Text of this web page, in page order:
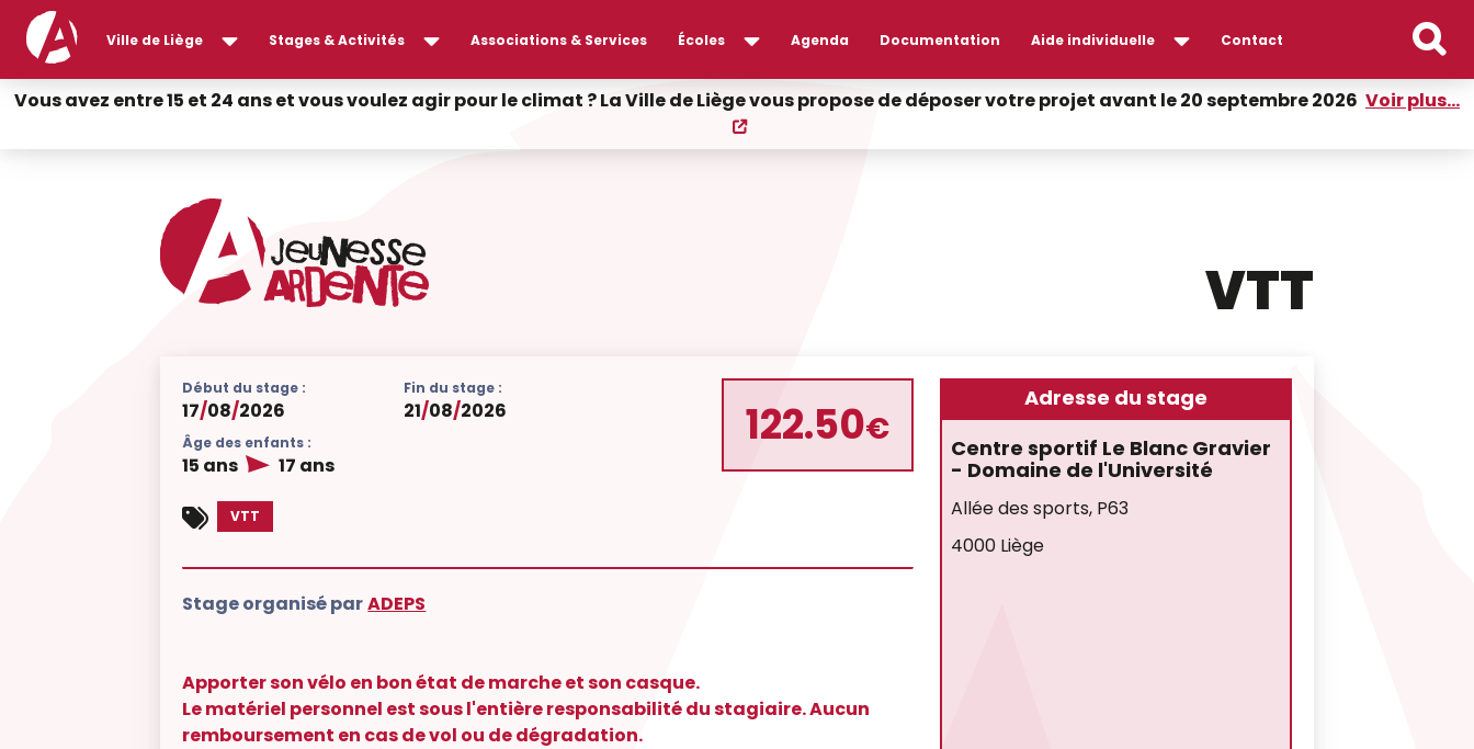
Ville de Liège Stages & Activités Associations & Services Écoles Agenda Documentation Aide individuelle Contact
Vous avez entre 15 et 24 ans et vous voulez agir pour le climat ? La Ville de Liège vous propose de déposer votre projet avant le 20 septembre 2026 Voir plus...
VTT
Début du stage :
17/08/2026
Fin du stage :
21/08/2026
Âge des enfants :
15 ans 17 ans
VTT
122.50€
Stage organisé parADEPS
Apporter son vélo en bon état de marche et son casque.
Le matériel personnel est sous l'entière responsabilité du stagiaire. Aucun
remboursement en cas de vol ou de dégradation.
Adresse du stage
Centre sportif Le Blanc Gravier
- Domaine de l'Université
Allée des sports, P63
4000 Liège